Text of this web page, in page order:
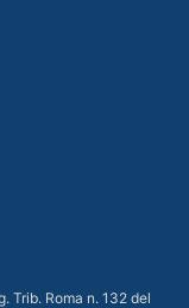
Trib. Roma n. 132 del